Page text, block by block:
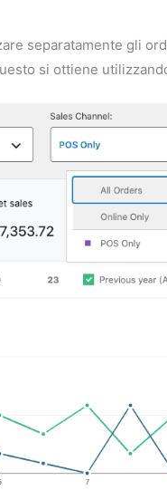
separatamente gli
si ottiene